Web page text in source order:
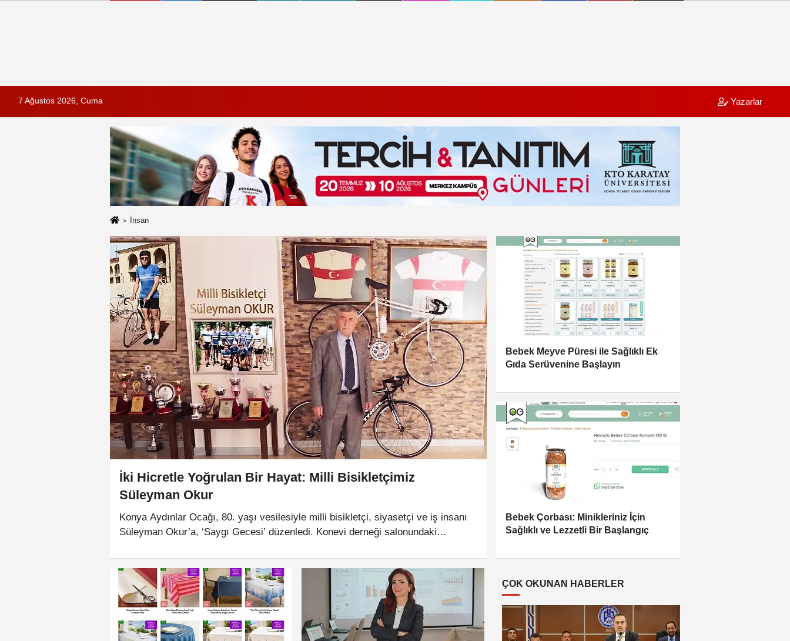
7 Ağustos 2026, Cuma Yazarlar
İnsan
İki Hicretle Yoğrulan Bir Hayat: Milli Bisikletçimiz
Süleyman Okur
Konya Aydınlar Ocağı, 80. yaşı vesilesiyle milli bisikletçi, siyasetçi ve iş insanı
Süleyman Okur’a, ‘Saygı Gecesi’ düzenledi. Konevi derneği salonundaki
çıkan hatıralarını izleyicilere anlattı.
Bebek Meyve Püresi ile Sağlıklı Ek
Gıda Serüvenine Başlayın
Bebek Çorbası: Minikleriniz İçin
Sağlıklı ve Lezzetli Bir Başlangıç
ÇOK OKUNAN HABERLER